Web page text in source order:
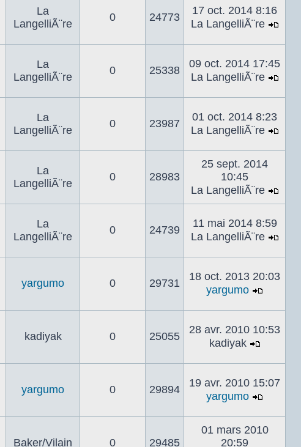
La
LangelliÃ¨re
0 24773
17 oct. 2014 8:16
La LangelliÃ¨re
le
La
LangelliÃ¨re
0 25338
09 oct. 2014 17:45
La LangelliÃ¨re
le
La
LangelliÃ¨re
0 23987
01 oct. 2014 8:23
La LangelliÃ¨re
le
La
LangelliÃ¨re
0 28983
25 sept. 2014
10:45
La LangelliÃ¨re
La
LangelliÃ¨re
0 24739
11 mai 2014 8:59
La LangelliÃ¨re
le
yargumo 0 29731
18 oct. 2013 20:03
yargumo
le
dernier
kadiyak 0 25055
28 avr. 2010 10:53
kadiyak
le
dernier
yargumo 0 29894
19 avr. 2010 15:07
yargumo
le
dernier
Baker/Vilain 0 29485
01 mars 2010
20:59